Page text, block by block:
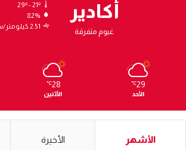
أكادير
غيوم متفرقة
29º - 21º
82%
2.51 كيلومتر/ساعة
29
℃
الأحد
28
℃
الأثنين
الأشهر الأخيرة